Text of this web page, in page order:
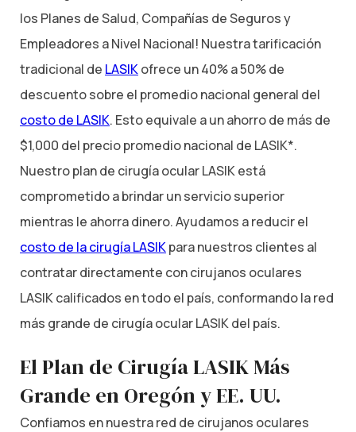
los Planes de Salud, Compañías de Seguros y
Empleadores a Nivel Nacional! Nuestra tarificación
tradicional de LASIKofrece un 40% a 50% de
descuento sobre el promedio nacional general del
costo de LASIK. Esto equivale a un ahorro de más de
$1,000 del precio promedio nacional de LASIK*.
Nuestro plan de cirugía ocular LASIK está
comprometido a brindar un servicio superior
mientras le ahorra dinero. Ayudamos a reducir el
costo de la cirugía LASIKpara nuestros clientes al
contratar directamente con cirujanos oculares
LASIK calificados en todo el país, conformando la red
más grande de cirugía ocular LASIK del país.
El Plan de Cirugía LASIK Más
Grande en Oregón y EE. UU.
Confiamos en nuestra red de cirujanos oculares